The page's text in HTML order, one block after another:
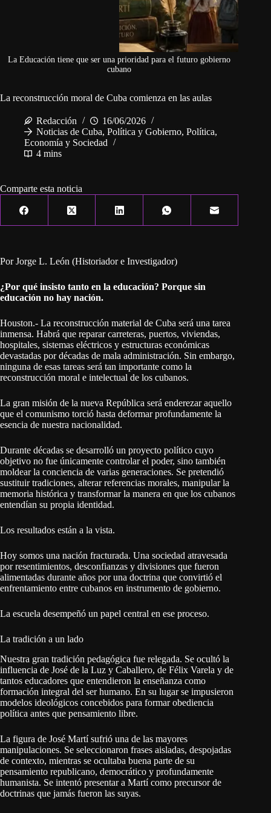
La Educación tiene que ser una prioridad para el futuro gobierno
cubano
La reconstrucción moral de Cuba comienza en las aulas
Redacción
16/06/2026
Noticias de Cuba, Política y Gobierno, Política,
Economía y Sociedad
4 mins
Comparte esta noticia
Por Jorge L. León (Historiador e Investigador)
¿Por qué insisto tanto en la educación? Porque sin
educación no hay nación.
Houston.- La reconstrucción material de Cuba será una tarea
inmensa. Habrá que reparar carreteras, puertos, viviendas,
hospitales, sistemas eléctricos y estructuras económicas
devastadas por décadas de mala administración. Sin embargo,
ninguna de esas tareas será tan importante como la
reconstrucción moral e intelectual de los cubanos.
La gran misión de la nueva República será enderezar aquello
que el comunismo torció hasta deformar profundamente la
esencia de nuestra nacionalidad.
Durante décadas se desarrolló un proyecto político cuyo
objetivo no fue únicamente controlar el poder, sino también
moldear la conciencia de varias generaciones. Se pretendió
sustituir tradiciones, alterar referencias morales, manipular la
memoria histórica y transformar la manera en que los cubanos
entendían su propia identidad.
Los resultados están a la vista.
Hoy somos una nación fracturada. Una sociedad atravesada
por resentimientos, desconfianzas y divisiones que fueron
alimentadas durante años por una doctrina que convirtió el
enfrentamiento entre cubanos en instrumento de gobierno.
La escuela desempeñó un papel central en ese proceso.
La tradición a un lado
Nuestra gran tradición pedagógica fue relegada. Se ocultó la
influencia de José de la Luz y Caballero, de Félix Varela y de
tantos educadores que entendieron la enseñanza como
formación integral del ser humano. En su lugar se impusieron
modelos ideológicos concebidos para formar obediencia
política antes que pensamiento libre.
La figura de José Martí sufrió una de las mayores
manipulaciones. Se seleccionaron frases aisladas, despojadas
de contexto, mientras se ocultaba buena parte de su
pensamiento republicano, democrático y profundamente
humanista. Se intentó presentar a Martí como precursor de
doctrinas que jamás fueron las suyas.